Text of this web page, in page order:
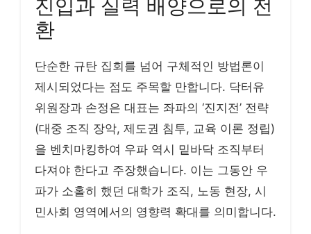
진입과 실력 배양으로의 전
환
단순한 규탄 집회를 넘어 구체적인 방법론이
제시되었다는 점도 주목할 만합니다. 닥터유
위원장과 손정은 대표는 좌파의 ‘진지전’ 전략
(대중 조직 장악, 제도권 침투, 교육 이론 정립)
을 벤치마킹하여 우파 역시 밑바닥 조직부터
다져야 한다고 주장했습니다. 이는 그동안 우
파가 소홀히 했던 대학가 조직, 노동 현장, 시
민사회 영역에서의 영향력 확대를 의미합니다.